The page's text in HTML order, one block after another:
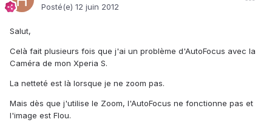
Posté(e) 12 juin 2012
Salut,
Celà fait plusieurs fois que j'ai un problème d'AutoFocus avec la
Caméra de mon Xperia S.
La netteté est là lorsque je ne zoom pas.
Mais dès que j'utilise le Zoom, l'AutoFocus ne fonctionne pas et
l'image est Flou.